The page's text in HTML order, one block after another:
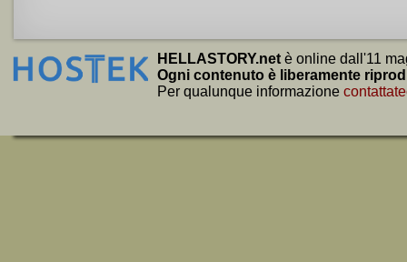
HELLASTORY.net è online dall'11
Ogni contenuto è liberamente
Per qualunque informazione